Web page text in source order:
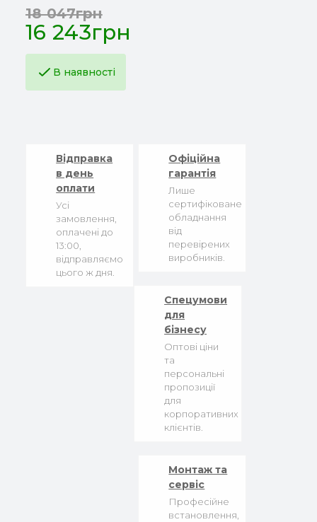
16 243грн
18 047грн
В наявності
Відправка
в день
оплати
Усі
замовлення,
оплачені до
13:00,
відправляємо
цього ж дня.
Офіційна
гарантія
Лише
сертифіковане
обладнання
від
перевірених
виробників.
Спецумови
для
бізнесу
Оптові ціни
та
персональні
пропозиції
для
корпоративних
клієнтів.
Монтаж та
сервіс
Професійне
встановлення,